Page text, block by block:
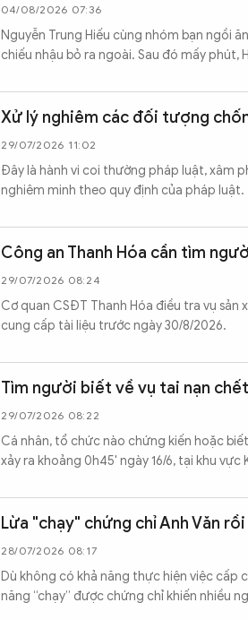
04/08/2026 07:36
Nguyễn Trung Hiếu cùng nhóm bạn ngồi
chiếu nhậu bỏ ra ngoài. Sau đó mấy phút,
Xử lý nghiêm các đối tượng
29/07/2026 11:02
Đây là hành vi coi thường pháp luật, xâm
nghiêm minh theo quy định của pháp luật.
Công an Thanh Hóa cần tìm
29/07/2026 08:24
Cơ quan CSĐT Thanh Hóa điều tra vụ sản
cung cấp tài liệu trước ngày 30/8/2026.
Tìm người biết về vụ tai nạn
29/07/2026 08:22
Cá nhân, tổ chức nào chứng kiến hoặc
xảy ra khoảng 0h45' ngày 16/6, tại khu
Lừa "chạy" chứng chỉ Anh Văn
28/07/2026 08:17
Dù không có khả năng thực hiện việc cấp
năng “chạy” được chứng chỉ khiến nhiều